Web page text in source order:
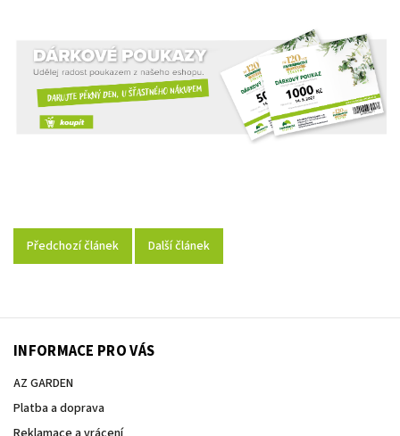
Předchozí článek Další článek
INFORMACE PRO VÁS
AZ GARDEN
Platba a doprava